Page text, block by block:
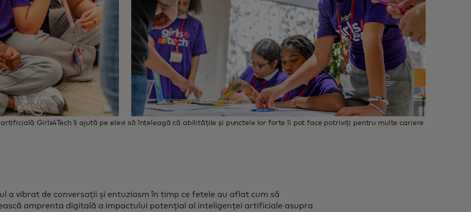
Girls4Tech îi ajută pe elevi să înțeleagă că abilitățile și punctele lor forte îi pot face potriviți pentru multe cariere
a vibrat de conversații și entuziasm în timp ce fetele au aflat cum să
amprenta digitală a impactului potențial al inteligenței artificiale asupra